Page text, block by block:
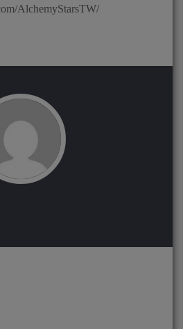
AlchemyStarsTW/